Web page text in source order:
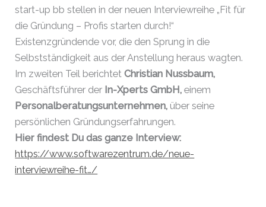
start-up bb stellen in der neuen Interviewreihe „Fit für
die Gründung – Profis starten durch!“
Existenzgründende vor, die den Sprung in die
Selbstständigkeit aus der Anstellung heraus wagten.
Im zweiten Teil berichtetChristian Nussbaum,
Geschäftsführer der In-Xperts GmbH, einem
Personalberatungsunternehmen, über seine
persönlichen Gründungserfahrungen.
Hier findest Du das ganze Interview:
https://www.softwarezentrum.de/neue-
interviewreihe-fit…/